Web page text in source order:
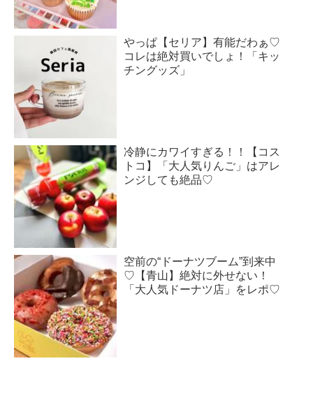
やっぱ【セリア】有能だわぁ♡
コレは絶対買いでしょ！「キッ
チングッズ」
冷静にカワイすぎる！！【コス
トコ】「大人気りんご」はアレ
ンジしても絶品♡
空前の“ドーナツブーム”到来中
♡【青山】絶対に外せない！
「大人気ドーナツ店」をレポ♡